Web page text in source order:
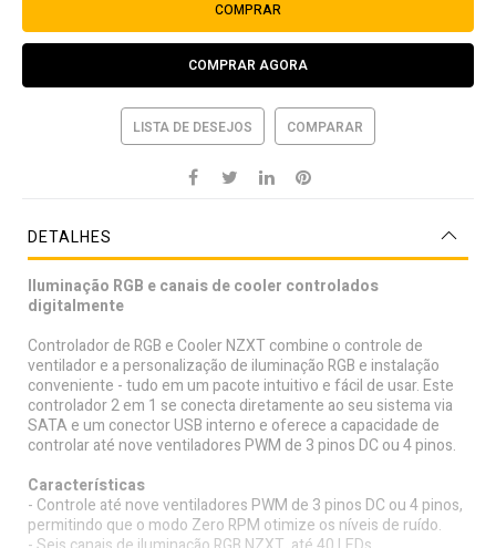
COMPRAR
COMPRAR AGORA
LISTA DE DESEJOS COMPARAR
DETALHES
Iluminação RGB e canais de cooler controlados
digitalmente
Controlador de RGB e Cooler NZXT combine o controle de
ventilador e a personalização de iluminação RGB e instalação
conveniente - tudo em um pacote intuitivo e fácil de usar. Este
controlador 2 em 1 se conecta diretamente ao seu sistema via
SATA e um conector USB interno e oferece a capacidade de
controlar até nove ventiladores PWM de 3 pinos DC ou 4 pinos.
Características
- Controle até nove ventiladores PWM de 3 pinos DC ou 4 pinos,
permitindo que o modo Zero RPM otimize os níveis de ruído.